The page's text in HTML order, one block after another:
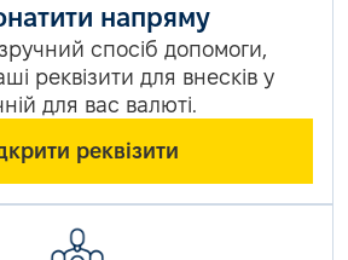
напряму
спосіб допомоги,
реквізити для внесків у
для вас валюті.
реквізити